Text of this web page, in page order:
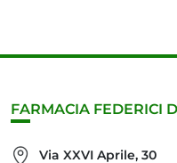
FARMACIA FEDERICI
Via XXVI Aprile, 30